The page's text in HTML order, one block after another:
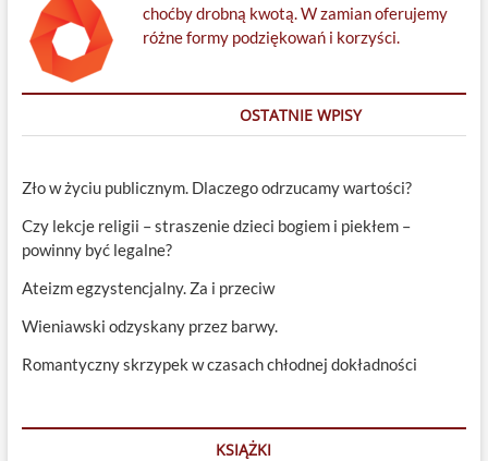
choćby drobną kwotą. W zamian oferujemy
różne formy podziękowań i korzyści.
OSTATNIE WPISY
Zło w życiu publicznym. Dlaczego odrzucamy wartości?
Czy lekcje religii – straszenie dzieci bogiem i piekłem –
powinny być legalne?
Ateizm egzystencjalny. Za i przeciw
Wieniawski odzyskany przez barwy.
Romantyczny skrzypek w czasach chłodnej dokładności
KSIĄŻKI